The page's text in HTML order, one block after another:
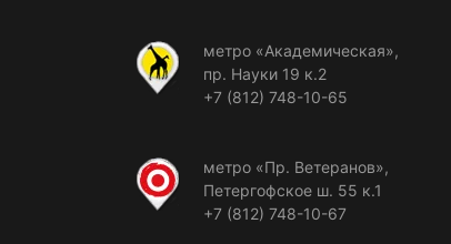
метро «Академическая»,
пр. Науки 19 к.2
+7 (812) 748-10-65
метро «Пр. Ветеранов»,
Петергофское ш. 55 к.1
+7 (812) 748-10-67